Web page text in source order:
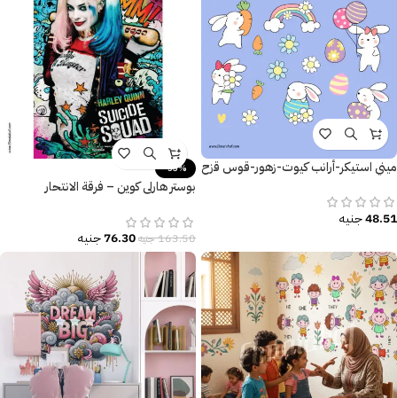
ميني استيكر-أرانب كيوت-زهور-قوس قزح
48.51جنيه
-53%
بوستر هارلي كوين – فرقة الانتحار
ملون.
163.50جنيه76.30جنيه